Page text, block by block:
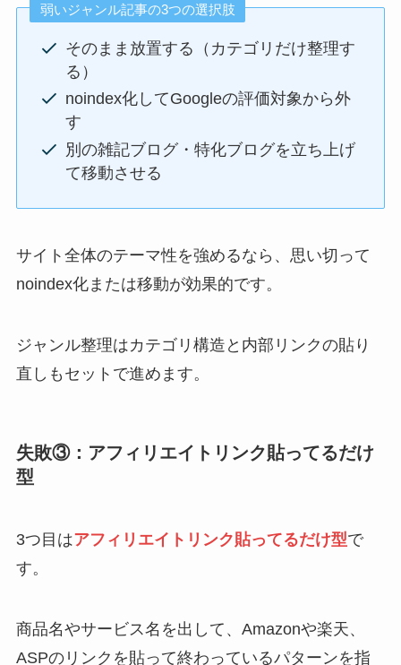
弱いジャンル記事の3つの選択肢
そのまま放置する（カテゴリだけ整理す
る）
noindex化してGoogleの評価対象から外
す
別の雑記ブログ・特化ブログを立ち上げ
て移動させる
サイト全体のテーマ性を強めるなら、思い切って
noindex化または移動が効果的です。
ジャンル整理はカテゴリ構造と内部リンクの貼り
直しもセットで進めます。
失敗③：アフィリエイトリンク貼ってるだけ
型
3つ目はアフィリエイトリンク貼ってるだけ型で
す。
商品名やサービス名を出して、Amazonや楽天、
ASPのリンクを貼って終わっているパターンを指